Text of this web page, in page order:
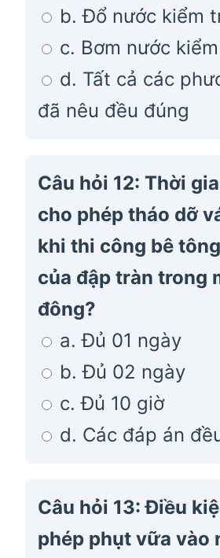
b. Đổ nước kiểm
c. Bơm nước
d. Tất cả các
đã nêu đều đúng
Câu hỏi 12: Thời
cho phép tháo dỡ
khi thi công bê
của đập tràn trong
đông?
a. Đủ 01 ngày
b. Đủ 02 ngày
c. Đủ 10 giờ
d. Các đáp án
Câu hỏi 13: Điều
phép phụt vữa vào